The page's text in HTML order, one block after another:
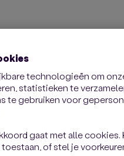
technologieën om
statistieken te
te gebruiken voor
gaat met alle cookies.
of stel je